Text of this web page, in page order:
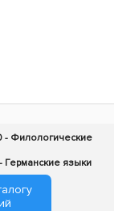
- Филологические
Германские языки